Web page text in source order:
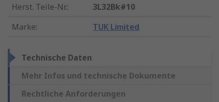
Herst. Teile-Nr.:
3L32Bk#10
Marke: TUK Limited
Technische Daten
Mehr Infos und technische Dokumente
Rechtliche Anforderungen